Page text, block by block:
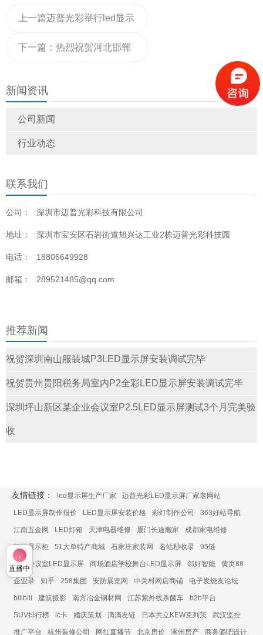
新闻资讯
公司新闻
行业动态
联系我们
公司： 深圳市迈普光彩科技有限公司
地址： 深圳市宝安区石岩街道旭兴达工业2栋迈普光彩科技园
电话： 18806649928
邮箱： 289521485@qq.com
推荐新闻
祝贺深圳南山服装城P3LED显示屏安装调试完毕
祝贺贵州贵阳税务局室内P2全彩LED显示屏安装调试完毕
深圳坪山新区某企业会议室P2.5LED显示屏测试3个月完美验
收
上一篇迈普光彩举行led显示
屏顶级系统培训会
下一篇： 热烈祝贺河北邯郸
LED显示屏26平方成功验收
友情链接： led显示屏生产厂家 迈普光彩LED显示屏厂家老网站
LED显示屏制作报价 LED显示屏安装价格 彩灯制作公司 363好站导航
江南五金网 LED灯箱 天津电器维修 厦门长途搬家 成都家电维修
智能展示柜 51大单特产商城 石家庄家装网 名站秒收录 95链
展厅会议室LED显示屏 商场酒店学校舞台LED显示屏 邻好智能 黄页88
企业录 知乎 258集团 安防展览网 中关村网店商铺 电子发烧友论坛
bilibili 建筑摄影 南方冶金钢材网 江苏紫外线杀菌车 b2b平台
SUV排行榜 ic卡 婚庆策划 滴滴友链 日本共立KEW克列茨 武汉监控
推广平台 杭州装修公司 网红直播节 北京房价 涿州房产 商务酒吧设计
直播中